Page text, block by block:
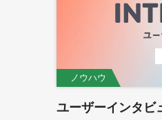
ノウハウ
ユーザーインタビ